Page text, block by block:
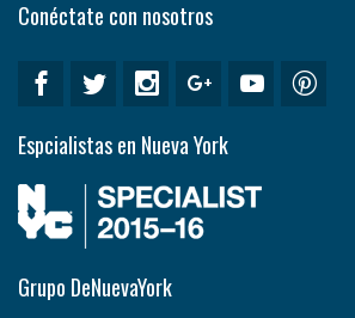
Conéctate con nosotros
Espcialistas en Nueva York
Grupo DeNuevaYork